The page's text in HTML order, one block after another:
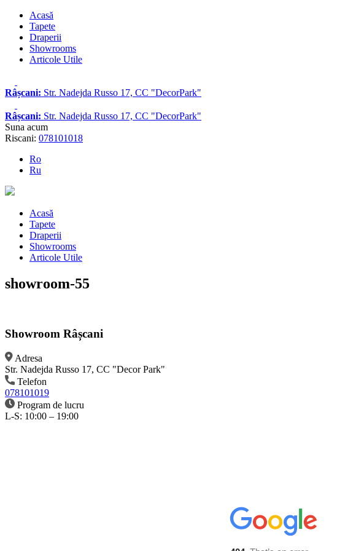
Acasă
Tapete
Draperii
Showrooms
Articole Utile
Râșcani: Str. Nadejda Russo 17, CC "DecorPark"
Râșcani: Str. Nadejda Russo 17, CC "DecorPark"
Suna acum
Riscani: 078101018
Ro
Ru
Acasă
Tapete
Draperii
Showrooms
Articole Utile
showroom-55
Showroom Râșcani
Adresa
Str. Nadejda Russo 17, CC "Decor Park"
Telefon
078101019
Program de lucru
L-S: 10:00 – 19:00